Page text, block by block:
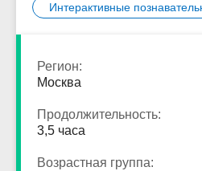
Интерактивные
Регион:
Москва
Продолжительность:
3,5 часа
Возрастная группа: